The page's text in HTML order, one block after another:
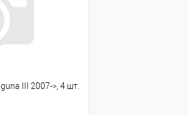
Под заказ
III 2007->, 4 шт.